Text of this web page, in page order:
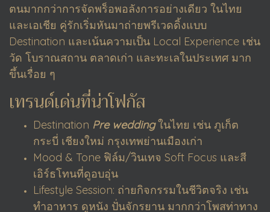
ตนมากกว่าการจัดพร็อพอลังการอย่างเดียว ในไทย
และเอเชีย คู่รักเริ่มหันมาถ่ายพรีเวดดิ้งแบบ
Destination และเน้นความเป็น Local Experience เช่น
วัด โบราณสถาน ตลาดเก่า และทะเลในประเทศ มาก
ขึ้นเรื่อย ๆ
เทรนด์เด่นที่น่าโฟกัส
Destination Pre weddingในไทย เช่น ภูเก็ต
กระบี่ เชียงใหม่ กรุงเทพย่านเมืองเก่า
Mood & Tone ฟิล์ม/วินเทจ Soft Focus และสี
เอิร์ธโทนที่ดูอบอุ่น
Lifestyle Session: ถ่ายกิจกรรมในชีวิตจริง เช่น
ทำอาหาร ดูหนัง ปั่นจักรยาน มากกว่าโพสท่าทาง